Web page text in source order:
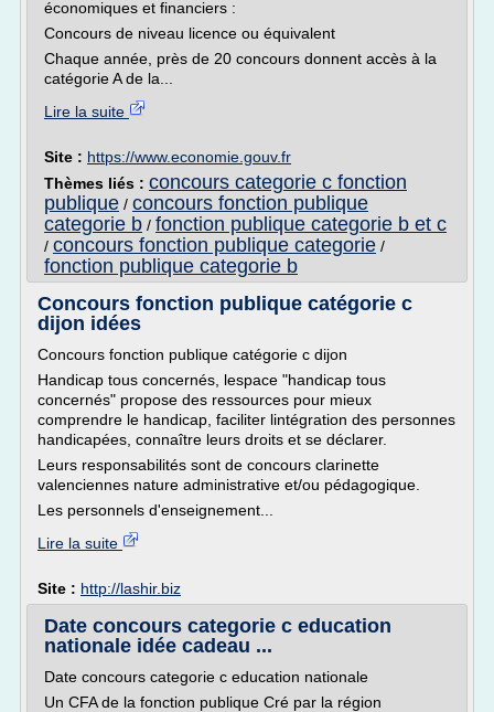
économiques et financiers :
Concours de niveau licence ou équivalent
Chaque année, près de 20 concours donnent accès à la
catégorie A de la...
Lire la suite
Site : https://www.economie.gouv.fr
Thèmes liés : concours categorie c fonction
publique / concours fonction publique
categorie b / fonction publique categorie b et c
/ concours fonction publique categorie /
fonction publique categorie b
Concours fonction publique catégorie c
dijon idées
Concours fonction publique catégorie c dijon
Handicap tous concernés, lespace "handicap tous
concernés" propose des ressources pour mieux
comprendre le handicap, faciliter lintégration des personnes
handicapées, connaître leurs droits et se déclarer.
Leurs responsabilités sont de concours clarinette
valenciennes nature administrative et/ou pédagogique.
Les personnels d'enseignement...
Lire la suite
Site : http://lashir.biz
Date concours categorie c education
nationale idée cadeau ...
Date concours categorie c education nationale
Un CFA de la fonction publique Cré par la région